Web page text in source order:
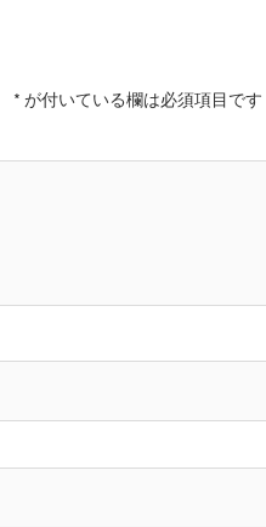
* が付いている欄は必須項目です